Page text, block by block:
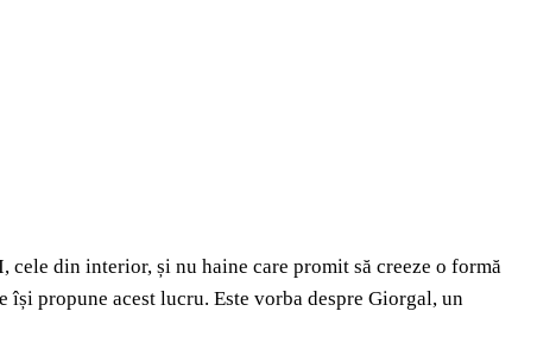
cele din interior, și nu haine care promit să creeze o formă
își propune acest lucru. Este vorba despre Giorgal, un